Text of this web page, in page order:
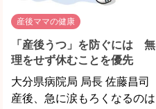
産後ママの健康
「産後うつ」を防ぐには 無
理をせず休むことを優先
大分県病院局 局長 佐藤昌司
産後、急に涙もろくなるのは